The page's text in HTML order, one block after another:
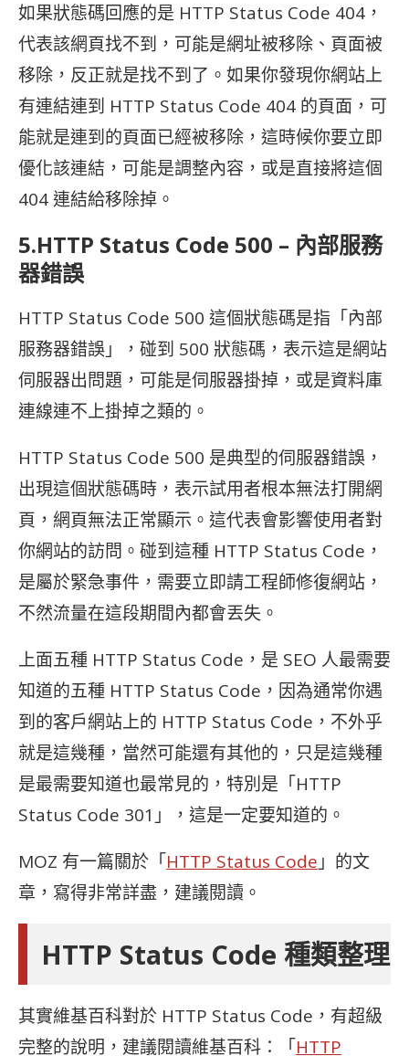
如果狀態碼回應的是 HTTP Status Code 404，
代表該網頁找不到，可能是網址被移除、頁面被
移除，反正就是找不到了。如果你發現你網站上
有連結連到 HTTP Status Code 404 的頁面，可
能就是連到的頁面已經被移除，這時候你要立即
優化該連結，可能是調整內容，或是直接將這個
404 連結給移除掉。
5.HTTP Status Code 500 – 內部服務
器錯誤
HTTP Status Code 500 這個狀態碼是指「內部
服務器錯誤」，碰到 500 狀態碼，表示這是網站
伺服器出問題，可能是伺服器掛掉，或是資料庫
連線連不上掛掉之類的。
HTTP Status Code 500 是典型的伺服器錯誤，
出現這個狀態碼時，表示試用者根本無法打開網
頁，網頁無法正常顯示。這代表會影響使用者對
你網站的訪問。碰到這種 HTTP Status Code，
是屬於緊急事件，需要立即請工程師修復網站，
不然流量在這段期間內都會丟失。
上面五種 HTTP Status Code，是 SEO 人最需要
知道的五種 HTTP Status Code，因為通常你遇
到的客戶網站上的 HTTP Status Code，不外乎
就是這幾種，當然可能還有其他的，只是這幾種
是最需要知道也最常見的，特別是「HTTP
Status Code 301」，這是一定要知道的。
MOZ 有一篇關於「HTTP Status Code 」的文
章，寫得非常詳盡，建議閱讀。
HTTP Status Code 種類整理
其實維基百科對於 HTTP Status Code，有超級
完整的說明，建議閱讀維基百科：「HTTP